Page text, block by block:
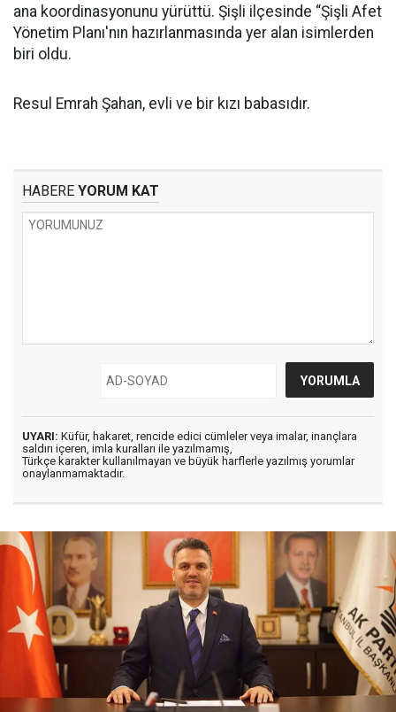
ana koordinasyonunu yürüttü. Şişli ilçesinde “Şişli Afet
Yönetim Planı'nın hazırlanmasında yer alan isimlerden
biri oldu.
Resul Emrah Şahan, evli ve bir kızı babasıdır.
HABERE YORUM KAT
UYARI: Küfür, hakaret, rencide edici cümleler veya imalar, inançlara
saldırı içeren, imla kuralları ile yazılmamış,
Türkçe karakter kullanılmayan ve büyük harflerle yazılmış yorumlar
onaylanmamaktadır.